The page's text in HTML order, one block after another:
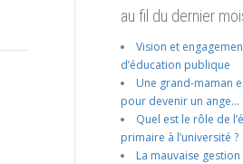
au fil du dernier
Vision et
d’éducation publique
Une grand-maman
pour devenir un ange…
Quel est le rôle de
primaire à l’université ?
La mauvaise